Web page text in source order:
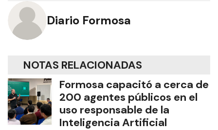
Diario Formosa
NOTAS RELACIONADAS
Formosa capacitó a cerca de
200 agentes públicos en el
uso responsable de la
Inteligencia Artificial